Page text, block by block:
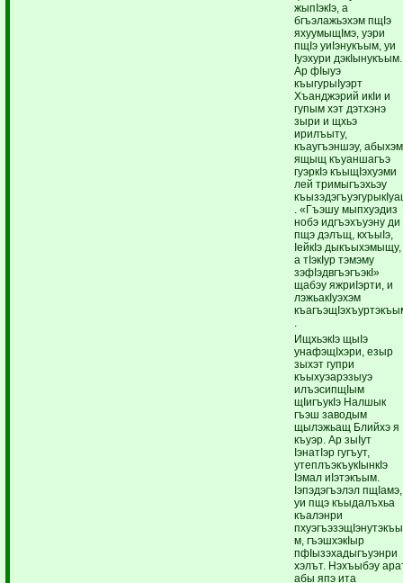
жыпIэкIэ, а
бгъэлажьэхэм пщIэ
яхуумыщIмэ, уэри
пщIэ уиIэнукъым, уи
Iуэхури дэкIынукъым.
Ар фIыуэ
къыгурыIуэрт
Хъанджэрий икIи и
гупым хэт дэтхэнэ
зыри и щхьэ
ирилъыту,
къаугъэншэу, абыхэм
ящыщ къуаншагъэ
гуэркIэ къыщIэхуэми
лей тримыгъэхьэу
. «Гъэшу мыпхуэдиз
нобэ идгъэхъуэну ди
пщэ дэлъщ, кхъыIэ,
IейкIэ дыкъыхэмыщу,
а тIэкIур тэмэму
зэфIэдвгъэгъэкI»
щабэу яжриIэрти, и
лэжьакIуэхэм
ИщхьэкIэ щыIэ
унафэщIхэри, езыр
зыхэт гупри
къыхуэарэзыуэ
илъэсипщIым
щIигъукIэ Налшык
гъэш заводым
щылэжьащ Блийхэ я
къуэр. Ар зыIут
IэнатIэр гугъут,
утеплъэкъукIынкIэ
Iэмал иIэтэкъым.
Iэпэдэгъэлэл пщIамэ,
уи пщэ къыдалъхьа
къалэнри
пхуэгъэзэщIэнутэкъы
м, гъэшхэкIыр
пфIызэхадыгъуэнри
хэлът. Нэхъыбэу
абы япэ ита